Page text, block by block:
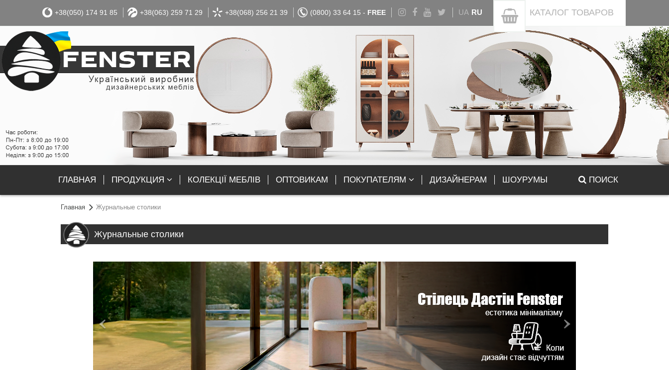
+38(050) 174 91 85 +38(063) 259 71 29 +38(068) 256 21 39 (0800) 33 64 15 - FREE UA RU КАТАЛОГ ТОВАРОВ
ГЛАВНАЯ ПРОДУКЦИЯ КОЛЕКЦІЇ МЕБЛІВ ОПТОВИКАМ ПОКУПАТЕЛЯМ ДИЗАЙНЕРАМ ШОУРУМЫ ПОИСК
Главная Журнальные столики
Журнальные столики